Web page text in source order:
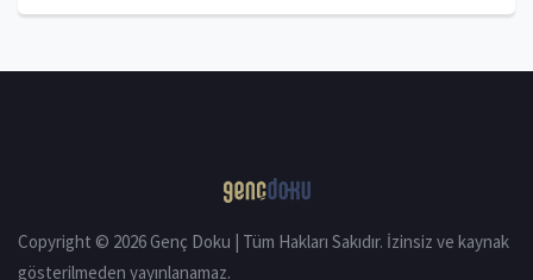
Copyright © 2026 Genç Doku | Tüm Hakları Sakıdır. İzinsiz ve kaynak
gösterilmeden yayınlanamaz.